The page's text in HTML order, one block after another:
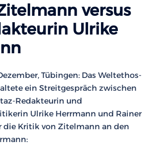
versus
Ulrike
Tübingen: Das Weltethos-
ein Streitgespräch zwischen
Redakteurin und
Ulrike Herrmann und Rainer
die Kritik von Zitelmann an den